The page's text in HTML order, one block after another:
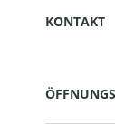
KONTAKT